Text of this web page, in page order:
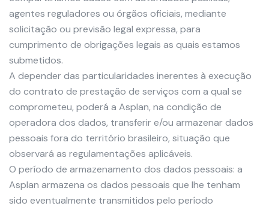
agentes reguladores ou órgãos oficiais, mediante
solicitação ou previsão legal expressa, para
cumprimento de obrigações legais as quais estamos
submetidos.
A depender das particularidades inerentes à execução
do contrato de prestação de serviços com a qual se
comprometeu, poderá a Asplan, na condição de
operadora dos dados, transferir e/ou armazenar dados
pessoais fora do território brasileiro, situação que
observará as regulamentações aplicáveis.
O período de armazenamento dos dados pessoais: a
Asplan armazena os dados pessoais que lhe tenham
sido eventualmente transmitidos pelo período